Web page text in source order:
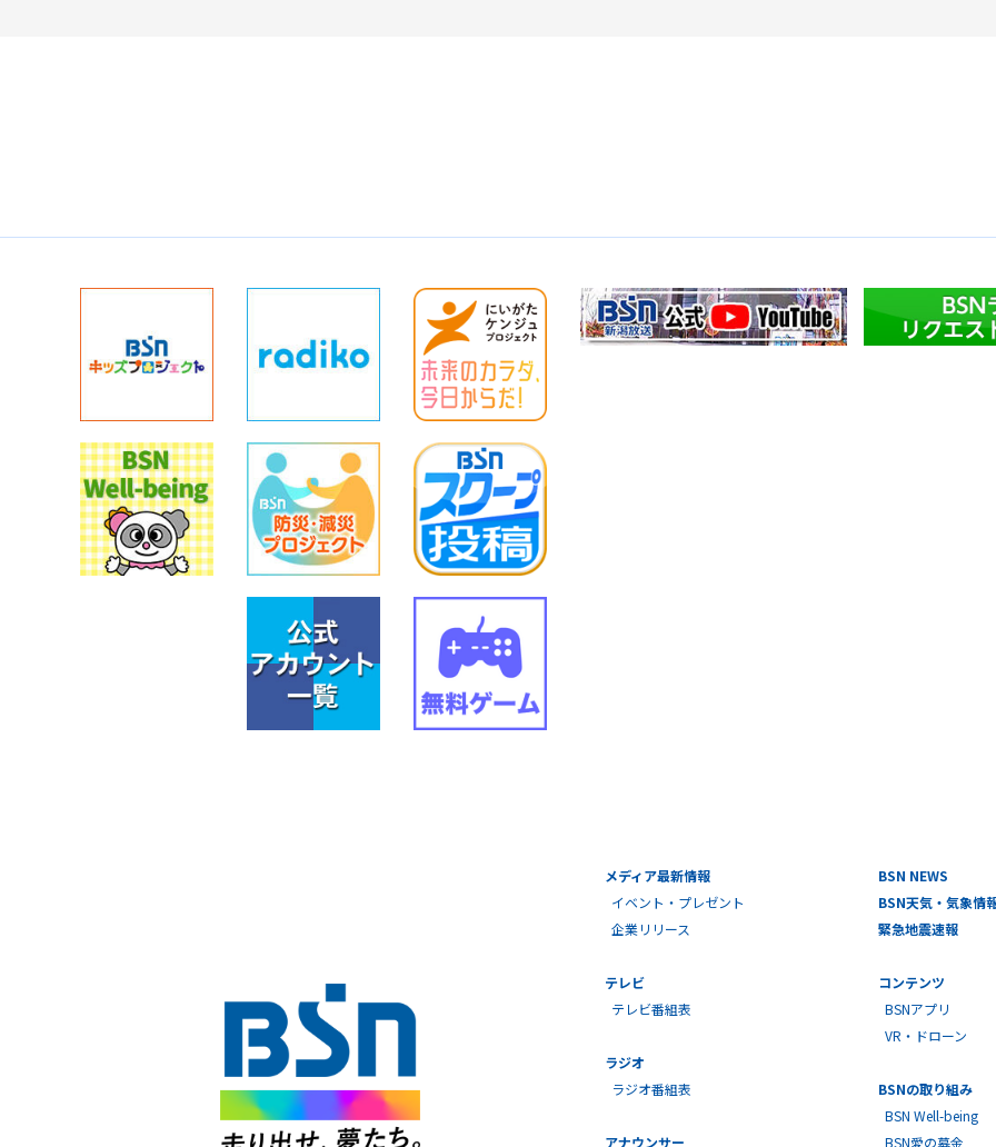
メディア最新情報
イベント・プレゼント
企業リリース
テレビ
テレビ番組表
ラジオ
ラジオ番組表
アナウンサー
BSN NEWS
BSN天気・気象情
緊急地震速報
コンテンツ
BSNアプリ
VR・ドローン
BSNの取り組み
BSN Well-being
BSN愛の募金